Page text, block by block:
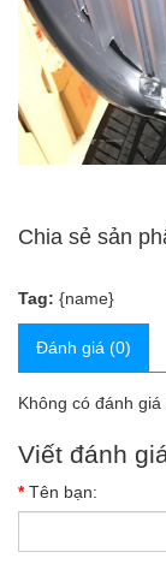
Chia sẻ sản
Tag: {name}
Đánh giá (0)
Không có đánh giá
Viết đánh
Tên bạn: